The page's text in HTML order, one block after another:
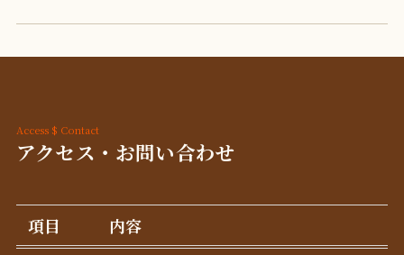
Access $ Contact
アクセス・お問い合わせ
項目
内容